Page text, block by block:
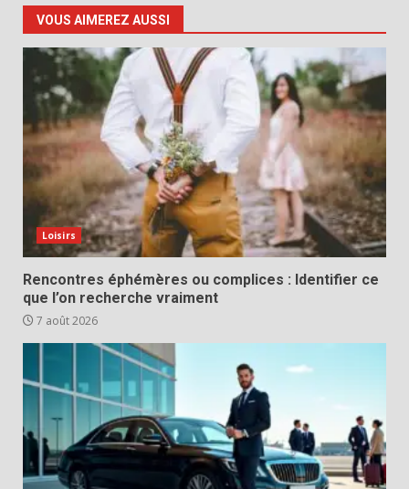
VOUS AIMEREZ AUSSI
Loisirs
Rencontres éphémères ou complices : Identifier ce
que l’on recherche vraiment
7 août 2026